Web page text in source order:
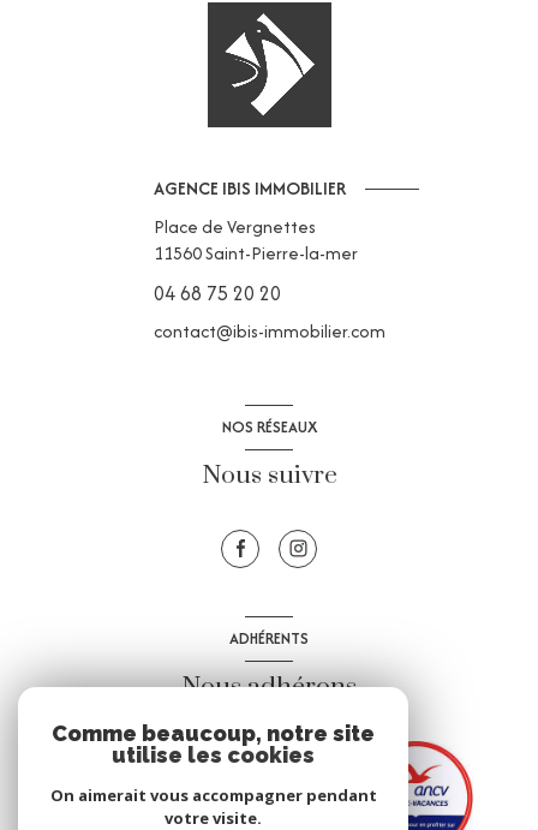
AGENCE IBIS IMMOBILIER
Place de Vergnettes
11560Saint-Pierre-la-mer
04 68 75 20 20
contact@ibis-immobilier.com
NOS RÉSEAUX
Nous suivre
ADHÉRENTS
Nous adhérons
Comme beaucoup, notre site
utilise les cookies
On aimerait vous accompagner pendant
votre visite.